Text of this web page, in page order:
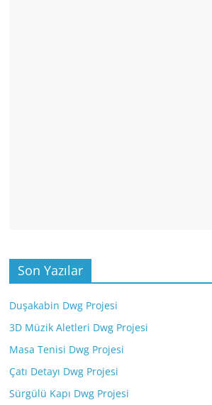
Son Yazılar
Duşakabin Dwg Projesi
3D Müzik Aletleri Dwg Projesi
Masa Tenisi Dwg Projesi
Çatı Detayı Dwg Projesi
Sürgülü Kapı Dwg Projesi